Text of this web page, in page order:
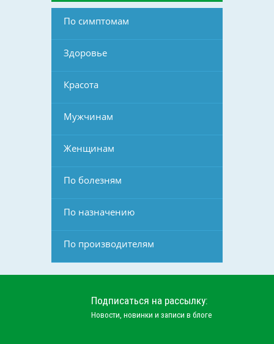
По симптомам
Здоровье
Красота
Мужчинам
Женщинам
По болезням
По назначению
По производителям
Подписаться на рассылку:
Новости, новинки и записи в блоге